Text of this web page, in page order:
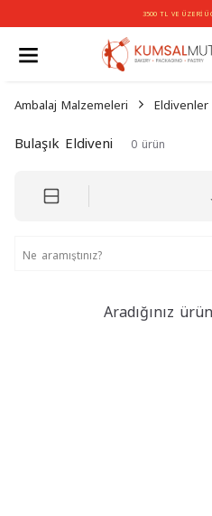
3500 TL VE ÜZERİ
Ambalaj Malzemeleri Eldivenler
Bulaşık Eldiveni 0 ürün
Aradığınız